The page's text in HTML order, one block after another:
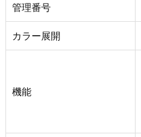
管理番号
カラー展開
機能